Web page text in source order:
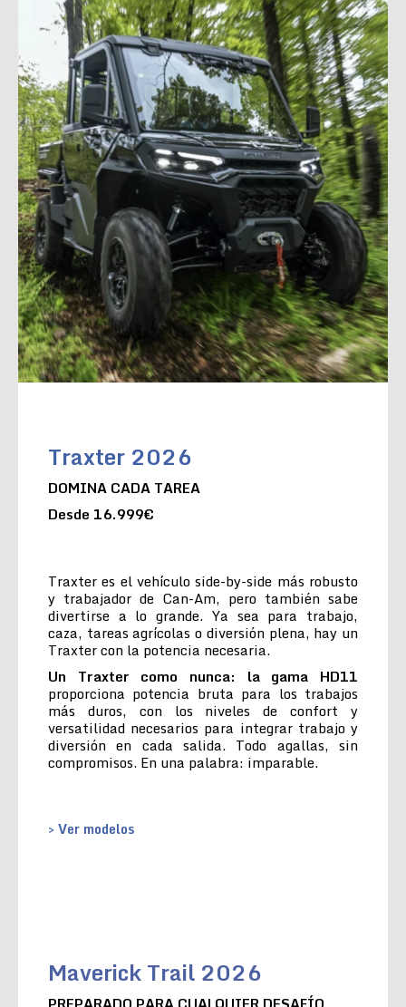
Traxter 2026
DOMINA CADA TAREA
Desde 16.999€
Traxter es el vehículo side-by-side más robusto
y trabajador de Can-Am, pero también sabe
divertirse a lo grande. Ya sea para trabajo,
caza, tareas agrícolas o diversión plena, hay un
Traxter con la potencia necesaria.
Un Traxter como nunca: la gama HD11
proporciona potencia bruta para los trabajos
más duros, con los niveles de confort y
versatilidad necesarios para integrar trabajo y
diversión en cada salida. Todo agallas, sin
compromisos. En una palabra: imparable.
> Ver modelos
Maverick Trail 2026